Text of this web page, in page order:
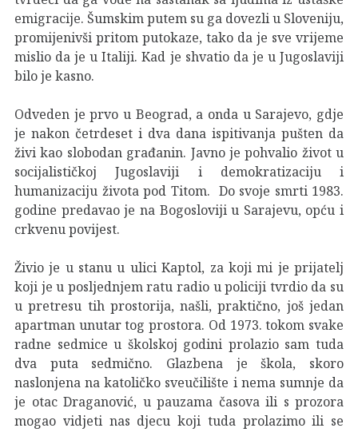
emigracije. Šumskim putem su ga dovezli u Sloveniju,
promijenivši pritom putokaze, tako da je sve vrijeme
mislio da je u Italiji. Kad je shvatio da je u Jugoslaviji
bilo je kasno.
Odveden je prvo u Beograd, a onda u Sarajevo, gdje
je nakon četrdeset i dva dana ispitivanja pušten da
živi kao slobodan građanin. Javno je pohvalio život u
socijalističkoj Jugoslaviji i demokratizaciju i
humanizaciju života pod Titom. Do svoje smrti 1983.
godine predavao je na Bogosloviji u Sarajevu, opću i
crkvenu povijest.
Živio je u stanu u ulici Kaptol, za koji mi je prijatelj
koji je u posljednjem ratu radio u policiji tvrdio da su
u pretresu tih prostorija, našli, praktično, još jedan
apartman unutar tog prostora. Od 1973. tokom svake
radne sedmice u školskoj godini prolazio sam tuda
dva puta sedmično. Glazbena je škola, skoro
naslonjena na katoličko sveučilište i nema sumnje da
je otac Draganović, u pauzama časova ili s prozora
mogao vidjeti nas djecu koji tuda prolazimo ili se